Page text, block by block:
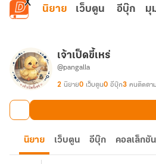
ข้ามไปยังเนื้อหาหลัก
นิยาย เว็บตูน อีบุ๊ก มุ
เจ้าเป็ดขี้เหร่
@pangalla
2 นิยาย0 เว็บตูน0 อีบุ๊ก3 คนติดตาม
นิยาย เว็บตูน อีบุ๊ก คอลเล็กชัน